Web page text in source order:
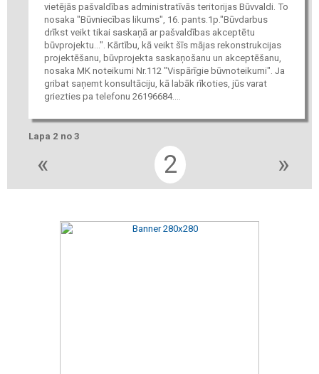
vietējās pašvaldības administratīvās teritorijas Būvvaldi. To
nosaka "Būvniecības likums", 16. pants.1p."Būvdarbus
drīkst veikt tikai saskaņā ar pašvaldības akceptētu
būvprojektu...". Kārtību, kā veikt šīs mājas rekonstrukcijas
projektēšanu, būvprojekta saskaņošanu un akceptēšanu,
nosaka MK noteikumi Nr.112 "Vispārīgie būvnoteikumi". Ja
gribat saņemt konsultāciju, kā labāk rīkoties, jūs varat
griezties pa telefonu 26196684....
Lapa 2 no 3
« 2 »